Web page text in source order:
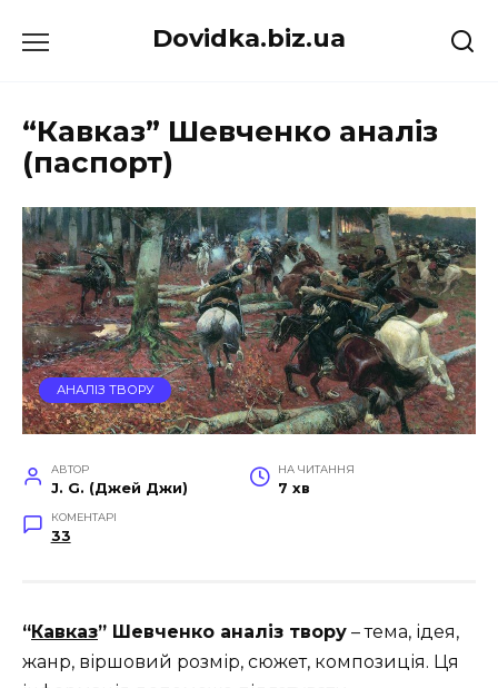
до
Dovidka.biz.ua
“Кавказ” Шевченко аналіз
(паспорт)
АНАЛІЗ ТВОРУ
АВТОР
J. G. (Джей Джи)
НА ЧИТАННЯ
7 хв
КОМЕНТАРІ
33
“Кавказ” Шевченко аналіз твору – тема, ідея,
жанр, віршовий розмір, сюжет, композиція. Ця